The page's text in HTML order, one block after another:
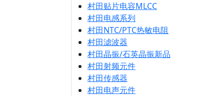
村田贴片电容MLCC
村田电感系列
村田NTC/PTC热敏电阻
村田滤波器
村田晶振/石英晶振新品
村田射频元件
村田传感器
村田电声元件